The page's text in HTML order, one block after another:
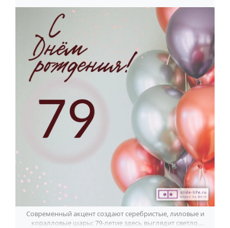
Современный акцент создают серебристые, лиловые и
коралловые шары: 79-летие здесь выглядит светло,